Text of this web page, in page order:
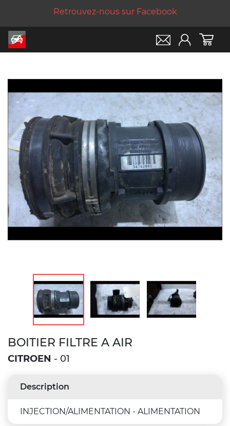
Retrouvez-nous sur Facebook
BOITIER FILTRE A AIR
CITROEN - 01
Description
INJECTION/ALIMENTATION - ALIMENTATION